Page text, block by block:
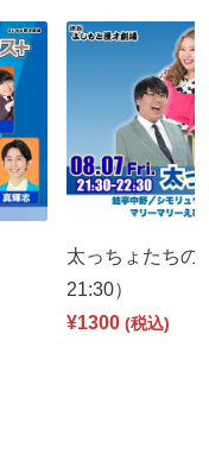
太っちょたち
21:30）
¥1300 (税込)